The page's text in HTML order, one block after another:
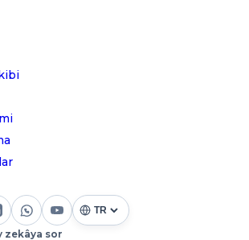
zekâya sor